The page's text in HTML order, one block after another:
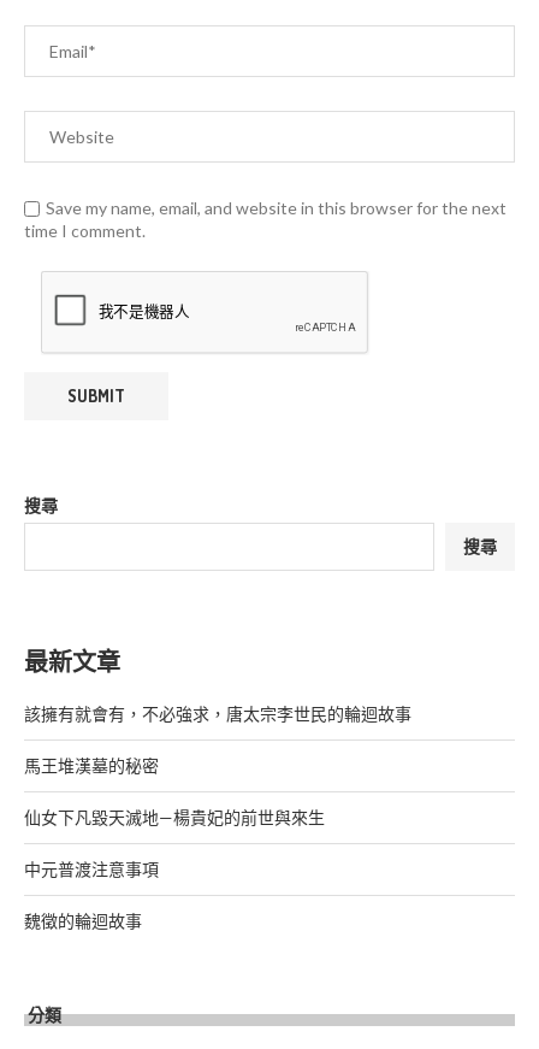
Save my name, email, and website in this browser for the next
time I comment.
搜尋
搜尋
最新文章
該擁有就會有，不必強求，唐太宗李世民的輪迴故事
馬王堆漢墓的秘密
仙女下凡毀天滅地—楊貴妃的前世與來生
中元普渡注意事項
魏徵的輪迴故事
分類